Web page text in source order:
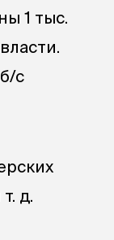
1 тыс.
с
т. д.